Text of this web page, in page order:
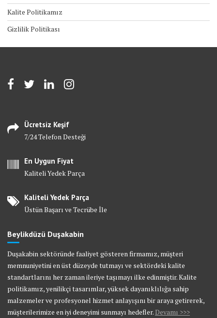
Kalite Politikamız
Gizlilik Politikası
Ücretsiz Keşif
7/24 Telefon Desteği
En Uygun Fiyat
Kaliteli Yedek Parça
Kaliteli Yedek Parça
Üstün Başarı ve Tecrübe İle
Beylikdüzü Duşakabin
Duşakabin sektöründe faaliyet gösteren firmamız, müşteri
memnuniyetini en üst düzeyde tutmayı ve sektördeki kalite
standartlarını her zaman ileriye taşımayı ilke edinmiştir. Kalite
politikamız, yenilikçi tasarımlar, yüksek dayanıklılığa sahip
malzemeler ve profesyonel hizmet anlayışını bir araya getirerek,
müşterilerimize en iyi deneyimi sunmayı hedefler. Devamı >>>